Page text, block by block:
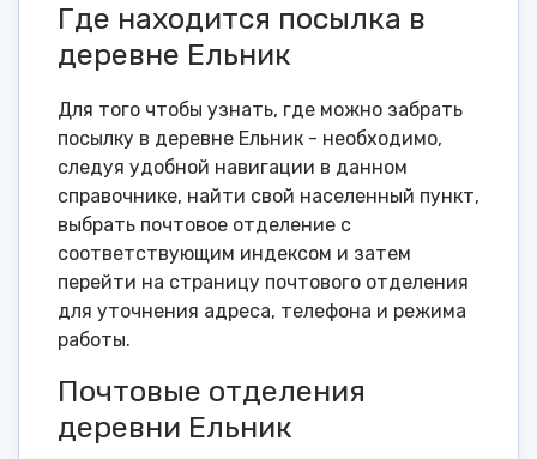
Где находится посылка в
деревне Ельник
Для того чтобы узнать, где можно забрать
посылку в деревне Ельник - необходимо,
следуя удобной навигации в данном
справочнике, найти свой населенный пункт,
выбрать почтовое отделение с
соответствующим индексом и затем
перейти на страницу почтового отделения
для уточнения адреса, телефона и режима
работы.
Почтовые отделения
деревни Ельник